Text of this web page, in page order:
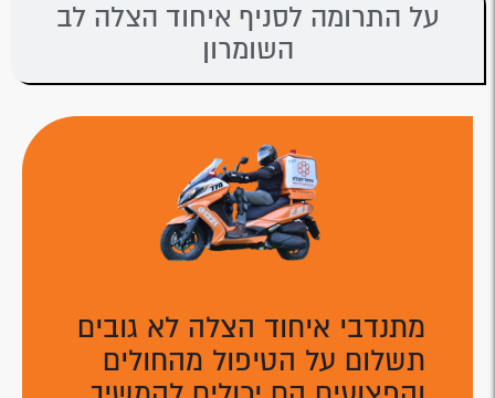
על התרומה לסניף איחוד הצלה לב
השומרון
מתנדבי איחוד הצלה לא גובים
תשלום על הטיפול מהחולים